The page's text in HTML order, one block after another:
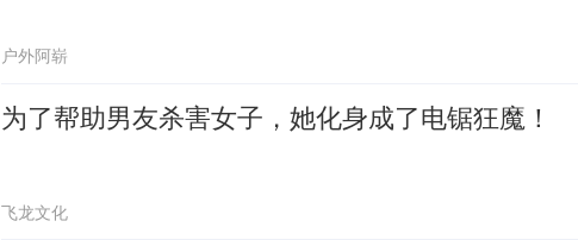
户外阿崭
为了帮助男友杀害女子，她化身成了电锯狂魔！
飞龙文化